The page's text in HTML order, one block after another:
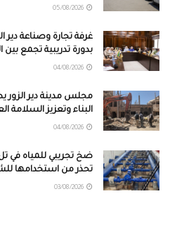
غرفة تجارة وصناعة
بدورة تدريبية تجمع بين
مجلس مدينة دير الزور
البناء وتعزيز السلامة
ضخ تجريبي للمياه في
تحذر من استخدامها